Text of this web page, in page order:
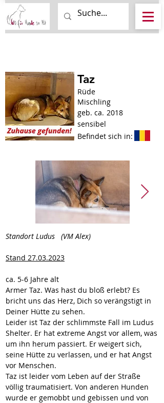
Taz
Rüde
Mischling
geb. ca. 2018
sensibel
Befindet sich in:
Standort Ludus   (VM Alex)
Stand 27.03.2023
ca. 5-6 Jahre alt
Armer Taz. Was hast du bloß erlebt? Es
bricht uns das Herz, Dich so verängstigt in
Deiner Hütte zu sehen.
Leider ist Taz der schlimmste Fall im Ludus
Shelter. Er hat extreme Angst vor allem, was
um ihn herum passiert. Er weigert sich,
seine Hütte zu verlassen, und er hat Angst
vor Menschen.
Taz ist leider vom Leben auf der Straße
völlig traumatisiert. Von anderen Hunden
wurde er gemobbt und gebissen und von